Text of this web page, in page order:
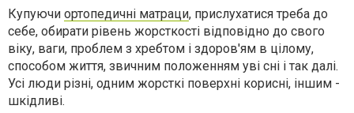
Купуючи ортопедичні матраци, прислухатися треба до
себе, обирати рівень жорсткості відповідно до свого
віку, ваги, проблем з хребтом і здоров'ям в цілому,
способом життя, звичним положенням уві сні і так далі.
Усі люди різні, одним жорсткі поверхні корисні, іншим -
шкідливі.